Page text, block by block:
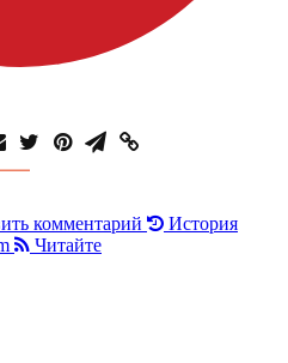
комментарий
История
Читайте